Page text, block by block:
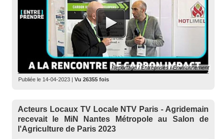
Reportage / Entreprises / Environnement
Publiée le 14-04-2023 | Vu 26355 fois
Acteurs Locaux TV Locale NTV Paris - Agridemain
recevait le MiN Nantes Métropole au Salon de
l'Agriculture de Paris 2023